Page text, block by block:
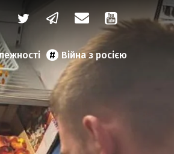
Війна з росією